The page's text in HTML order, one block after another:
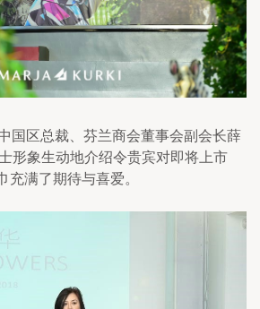
国区总裁、芬兰商会董事会副会长薛
形象生动地介绍令贵宾对即将上市
充满了期待与喜爱。